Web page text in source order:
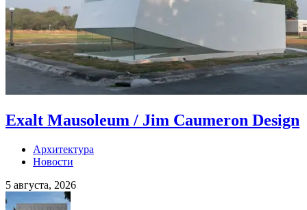
Exalt Mausoleum / Jim Caumeron Design
Архитектура
Новости
5 августа, 2026